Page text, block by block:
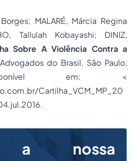
MALARÉ, Márcia Regina
Tallulah Kobayashi; DINIZ,
Sobre A Violência Contra a
do Brasil, São Paulo,
em: <
Cartilha_VCM_MP_20
a nossa